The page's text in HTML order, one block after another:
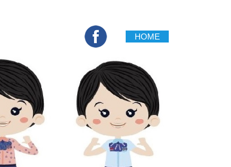
HOME